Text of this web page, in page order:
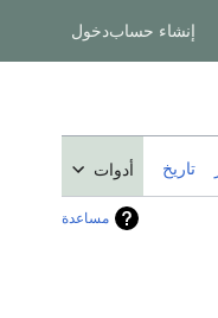
إنشاء حسابدخول
تاريخ أدوات
مساعدة